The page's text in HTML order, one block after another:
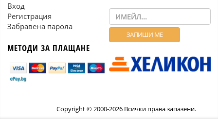
Вход
Регистрация
Забравена парола
МЕТОДИ ЗА ПЛАЩАНЕ
Copyright © 2000-2026 Всички права запазени.